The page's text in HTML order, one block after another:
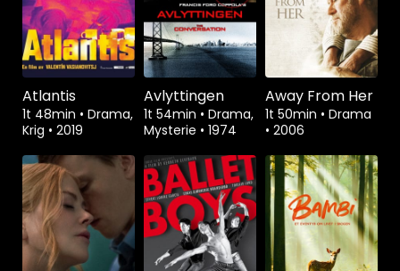
Atlantis
1t 48min • Drama,
Krig • 2019
Avlyttingen
1t 54min • Drama,
Mysterie • 1974
Away From Her
1t 50min • Drama
• 2006